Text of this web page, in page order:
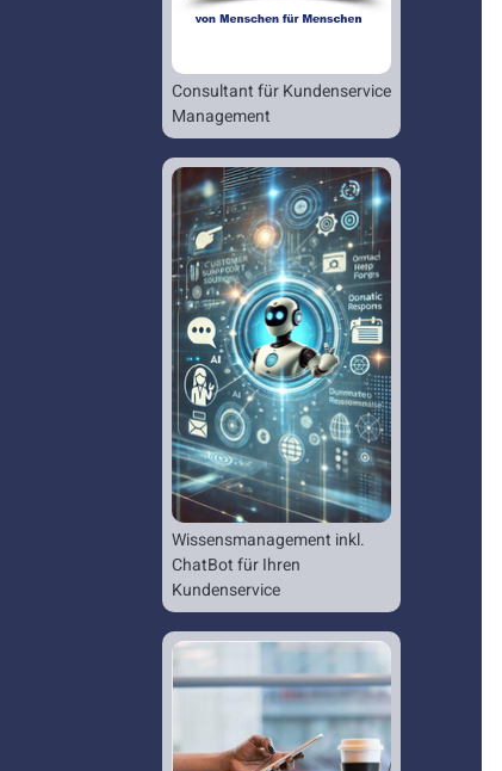
Consultant für Kundenservice
Management
Wissensmanagement inkl.
ChatBot für Ihren
Kundenservice